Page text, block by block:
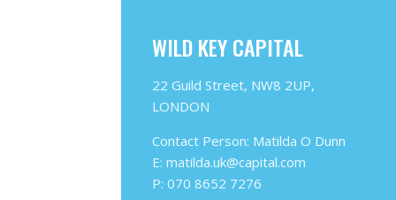
WILD KEY CAPITAL
22 Guild Street, NW8 2UP,
LONDON
Contact Person: Matilda O Dunn
E: matilda.uk@capital.com
P: 070 8652 7276